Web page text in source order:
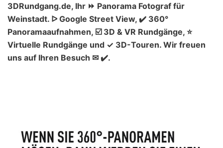
3DRundgang.de, Ihr ⏩ Panorama Fotograf für
Weinstadt. ᐅ Google Street View, ✔️ 360°
Panoramaaufnahmen, ☑️ 3D & VR Rundgänge, ⭐
Virtuelle Rundgänge und ✓ 3D-Touren. Wir freuen
uns auf Ihren Besuch ✉ ✔️.